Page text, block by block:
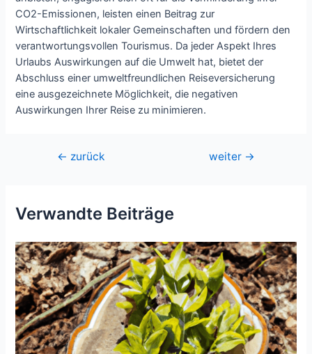
CO2-Emissionen, leisten einen Beitrag zur
Wirtschaftlichkeit lokaler Gemeinschaften und fördern den
verantwortungsvollen Tourismus. Da jeder Aspekt Ihres
Urlaubs Auswirkungen auf die Umwelt hat, bietet der
Abschluss einer umweltfreundlichen Reiseversicherung
eine ausgezeichnete Möglichkeit, die negativen
Auswirkungen Ihrer Reise zu minimieren.
Beitragsnavigation
← zurück weiter →
Verwandte Beiträge